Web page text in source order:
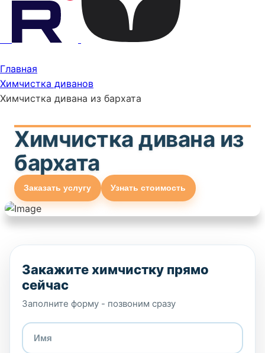
Главная
Химчистка диванов
Химчистка дивана из бархата
Химчистка дивана из
бархата
Заказать услугу Узнать стоимость
Закажите химчистку прямо
сейчас
Заполните форму - позвоним сразу